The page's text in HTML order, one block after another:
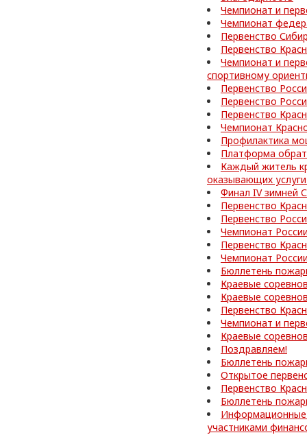
Чемпионат и
Чемпионат
Первенство
Первенство
Чемпионат и
спортивному
Первенство
Первенство
Первенство
Чемпионат
Профилактика
Платформа
Каждый житель
оказывающих
Финал IV зимней
Первенство
Первенство
Чемпионат
Первенство
Чемпионат
Бюллетень
Краевые
Краевые
Первенство
Чемпионат и
Краевые
Поздравляем!
Бюллетень
Открытое
Первенство
Бюллетень
Информационные
участниками